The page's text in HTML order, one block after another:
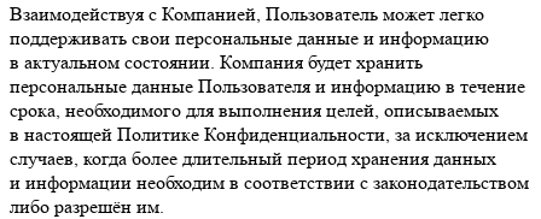
Взаимодействуя с Компанией, Пользователь может легко
поддерживать свои персональные данные и информацию
в актуальном состоянии. Компания будет хранить
персональные данные Пользователя и информацию в течение
срока, необходимого для выполнения целей, описываемых
в настоящей Политике Конфиденциальности, за исключением
случаев, когда более длительный период хранения данных
и информации необходим в соответствии с законодательством
либо разрешён им.